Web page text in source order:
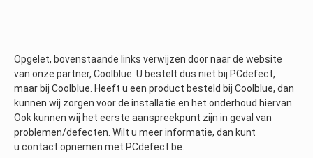
Opgelet, bovenstaande links verwijzen door naar de website
van onze partner, Coolblue. U bestelt dus niet bij PCdefect,
maar bij Coolblue. Heeft u een product besteld bij Coolblue, dan
kunnen wij zorgen voor de installatie en het onderhoud hiervan.
Ook kunnen wij het eerste aanspreekpunt zijn in geval van
problemen/defecten. Wilt u meer informatie, dan kunt
u contact opnemen met PCdefect.be.